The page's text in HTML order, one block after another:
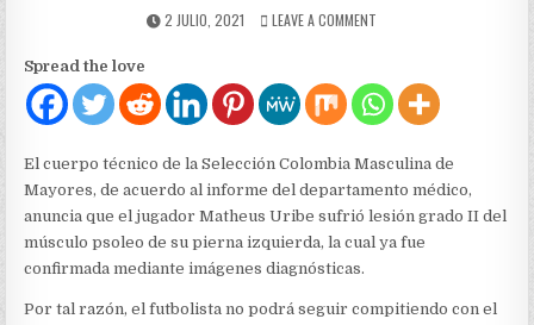
PUBLISHED
2 JULIO, 2021 LEAVE A COMMENTON
MATHEUS
URIBE
Y
PIERDE
RESTO
DE
LA
Spread the love
El cuerpo técnico de la Selección Colombia Masculina de
Mayores, de acuerdo al informe del departamento médico,
anuncia que el jugador Matheus Uribe sufrió lesión grado II del
músculo psoleo de su pierna izquierda, la cual ya fue
confirmada mediante imágenes diagnósticas.
Por tal razón, el futbolista no podrá seguir compitiendo con el